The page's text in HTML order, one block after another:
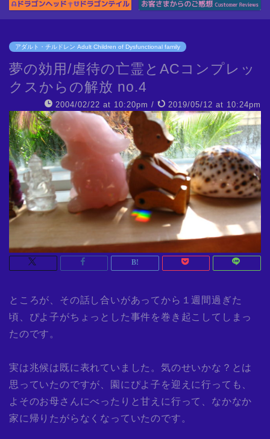
アダルト・チルドレン Adult Children of Dysfunctional family
夢の効用/虐待の亡霊とACコンプレッ
クスからの解放 no.4
2004/02/22 at 10:20pm / 2019/05/12 at 10:24pm
ところが、その話し合いがあってから１週間過ぎた
頃、ぴよ子がちょっとした事件を巻き起こしてしまっ
たのです。
実は兆候は既に表れていました。気のせいかな？とは
思っていたのですが、園にぴよ子を迎えに行っても、
よそのお母さんにべったりと甘えに行って、なかなか
家に帰りたがらなくなっていたのです。